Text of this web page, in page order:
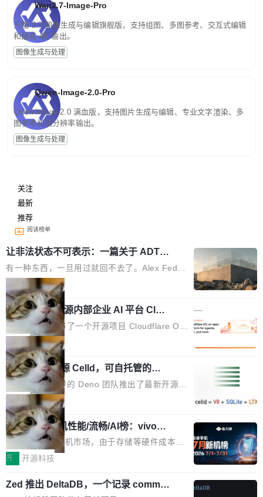
Wan2.7-Image-Pro
万相 2.7 图像生成与编辑旗舰版，支持组图、多图参考、交互式编辑
和最高 4K 输出。
图像生成与处理
Qwen-Image-2.0-Pro
Qwen-Image-2.0 满血版，支持图片生成与编辑、专业文字渲染、多
图参考和高分辨率输出。
图像生成与处理
关注
最新
推荐
阅读榜单
让非法状态不可表示：一篇关于 ADT
的帖子在 Reddit 火了
有一种东西，一旦用过就回不去了。Alex Fedos
eev 管它叫"软件设计的基石"。 他说的东西不新
鲜——代数数据类型（ADT），尤其是和类型
（sum type）。但他说清楚了一件事：这不是类
型系统的学术体操，是日常编码的思维方式。 文
章从一个简单的例子切入。一个网站的深色主题
设置，如果用布尔值 + 可空字段来表示——bool
ean 表示是否可切换，nullable 的默认模式、浅
色方案、深色方案——会产生大量无意义的组
合。方案缺了、配置冲突了、全 null 了。要知道
哪些组合有效，作者说，你得靠"文档、校验、或
者部落知识"。 换个写法。Rust 的 enum，两个
变体：Switchable...
局
Cloudflare 开源内部企业 AI 平台 Clou
dflare OS
Cloudflare 发布了一个开源项目 Cloudflare O
S。如果你只看官方博客，你会觉得这是又一
个"AI 知识库 + 聊天机器人"——每个大厂都在
做，没什么新鲜的。 但 Kenton Varda 在 Twitte
r 上把事情说清楚了： 今天我们发布了 Cloudfla
re OS，一个带连接器的聊天机器人，跟其他所
有科技公司做的一样。只不过，实际上它不一
样。这是 Sandstorm.io 的重制版，我十年前的
那个创业公司。不同的是，这次它构建在 Cloudf
lare Workers 上——我花了九年时间搭建的平台
——并且深度集成了 AI。这基本上是我十年秘密
计划的顶峰。 十年前，Ken...
局
Deno 团队开源 Celld，可自托管的分
布式 Durable Objects
Ryan Dahl 领导的 Deno 团队推出了最新开源项
目 Celld，一个能在自己机器上运行 Cloudflare
Workers 和 Durable Objects 的守护进程。 设
计思路很直接：每个对象是一个独立的 SQLite
数据库，按名称寻址，复制到你自己的 S3 兼容
存储库里。节点之间只通过这个存储库协调——
个小型数据库，应用天然按分片构建，单个数据
局
鲁大师7月新机性能/流畅/AI榜：vivo夺
性能、流畅双第一，三星Galaxy Z系列
新折叠缺席
2026年7月的手机市场，由于存储等硬件成本暴
增，手机厂商的日子也不好过啊，新机速度明显
高价的三星折叠（三星Galaxy Z Fold8 Ultra / Z
开 开源科技
Zed 推出 DeltaDB，一个记录 commit